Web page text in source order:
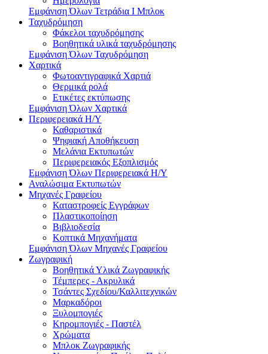
Εμφάνιση Όλων Τετράδια I Μπλοκ
Ταχυδρόμηση
Φάκελοι ταχυδρόμησης
Βοηθητικά υλικά ταχυδρόμησης
Εμφάνιση Όλων Ταχυδρόμηση
Χαρτικά
Φωτοαντιγραφικά Χαρτιά
Θερμικά ρολά
Ετικέτες εκτύπωσης
Εμφάνιση Όλων Χαρτικά
Περιφερειακά Η/Υ
Καθαριστικά
Ψηφιακή Αποθήκευση
Μελάνια Εκτυπωτών
Περιφερειακός Εξοπλισμός
Εμφάνιση Όλων Περιφερειακά Η/Υ
Αναλώσιμα Εκτυπωτών
Μηχανές Γραφείου
Καταστροφείς Εγγράφων
Πλαστικοποίηση
Βιβλιοδεσία
Κοπτικά Μηχανήματα
Εμφάνιση Όλων Μηχανές Γραφείου
Ζωγραφική
Βοηθητικά Υλικά Ζωγραφικής
Τέμπερες - Ακρυλικά
Τσάντες Σχεδίου/Καλλιτεχνικών
Μαρκαδόροι
Ξυλομπογιές
Κηρομπογιές - Παστέλ
Χρώματα
Μπλοκ Ζωγραφικής